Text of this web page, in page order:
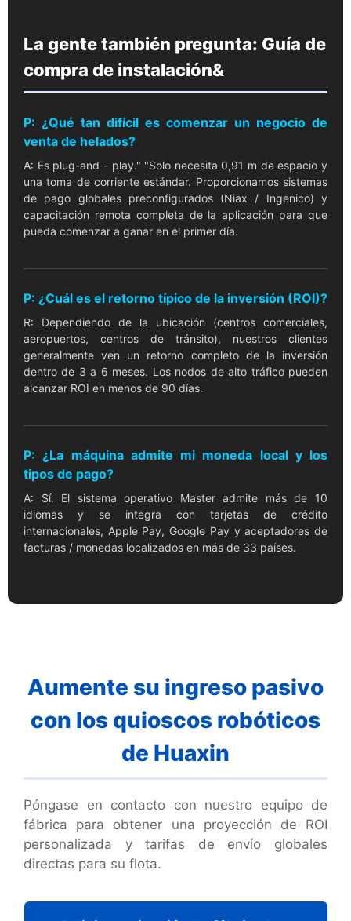
La gente también pregunta: Guía de
compra de instalación&
P: ¿Qué tan difícil es comenzar un negocio de
venta de helados?
A: Es plug-and - play." "Solo necesita 0,91 m de espacio y
una toma de corriente estándar. Proporcionamos sistemas
de pago globales preconfigurados (Niax / Ingenico) y
capacitación remota completa de la aplicación para que
pueda comenzar a ganar en el primer día.
P: ¿Cuál es el retorno típico de la inversión (ROI)?
R: Dependiendo de la ubicación (centros comerciales,
aeropuertos, centros de tránsito), nuestros clientes
generalmente ven un retorno completo de la inversión
dentro de 3 a 6 meses. Los nodos de alto tráfico pueden
alcanzar ROI en menos de 90 días.
P: ¿La máquina admite mi moneda local y los
tipos de pago?
A: Sí. El sistema operativo Master admite más de 10
idiomas y se integra con tarjetas de crédito
internacionales, Apple Pay, Google Pay y aceptadores de
facturas / monedas localizados en más de 33 países.
Aumente su ingreso pasivo
con los quioscos robóticos
de Huaxin
Póngase en contacto con nuestro equipo de
fábrica para obtener una proyección de ROI
personalizada y tarifas de envío globales
directas para su flota.